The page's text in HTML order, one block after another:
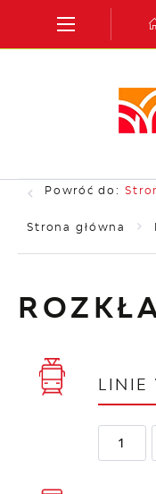
Przejdź do menu.
Przejdź do
Przejdź do treści.
Przejdź do ustawień
Włącz wersję
Powróć do:
Strona główna
LINIE
1